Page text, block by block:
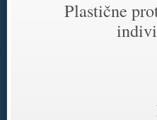
Plastične